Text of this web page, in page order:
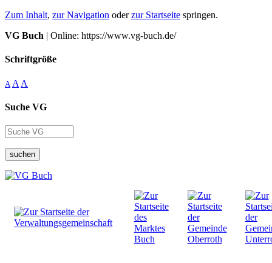
Zum Inhalt, zur Navigation oderzur Startseite springen.
VG Buch | Online: https://www.vg-buch.de/
Schriftgröße
A A A
Suche VG
suchen